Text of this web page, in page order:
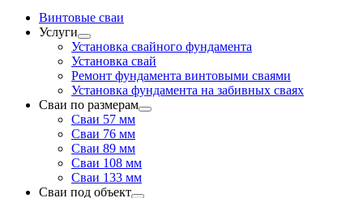
Винтовые сваи
Услуги
Установка свайного фундамента
Установка свай
Ремонт фундамента винтовыми сваями
Установка фундамента на забивных сваях
Сваи по размерам
Сваи 57 мм
Сваи 76 мм
Сваи 89 мм
Сваи 108 мм
Сваи 133 мм
Сваи под объект